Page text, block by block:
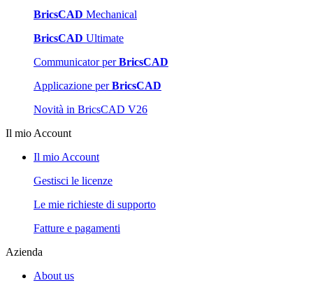
BricsCAD Mechanical
BricsCAD Ultimate
Communicator perBricsCAD
Applicazione perBricsCAD
Novità in BricsCAD V26
Il mio Account
Il mio Account
Gestisci le licenze
Le mie richieste di supporto
Fatture e pagamenti
Azienda
About us